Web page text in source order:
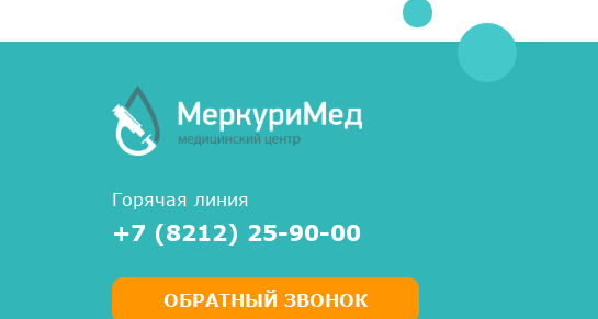
Горячая линия
+7 (8212) 25-90-00
ОБРАТНЫЙ ЗВОНОК